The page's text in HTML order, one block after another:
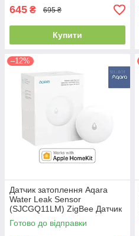
645 ₴ 695 ₴
Купити
–12%
Датчик затоплення Aqara
Water Leak Sensor
(SJCGQ11LM) ZigBee Датчик
протікання води Apple
HomeKit
Готово до відправки